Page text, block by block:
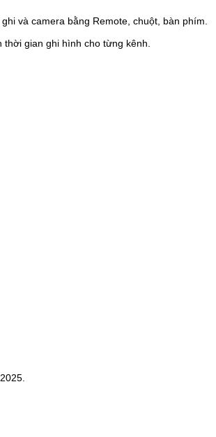
và camera bằng Remote, chuột, bàn phím.
gian ghi hình cho từng kênh.